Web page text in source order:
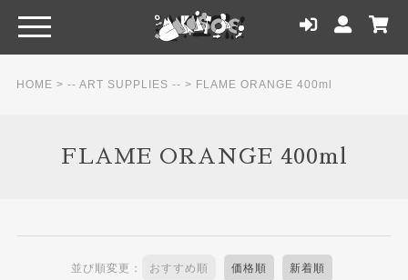
HOME > -- ART SUPPLIES -- > FLAME ORANGE 400ml
FLAME ORANGE 400ml
並び順変更： おすすめ順 価格順 新着順